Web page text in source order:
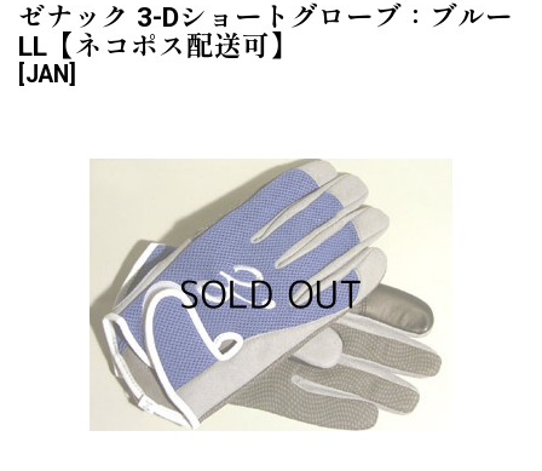
ゼナック 3-Dショートグローブ：ブルー
LL【ネコポス配送可】
JAN